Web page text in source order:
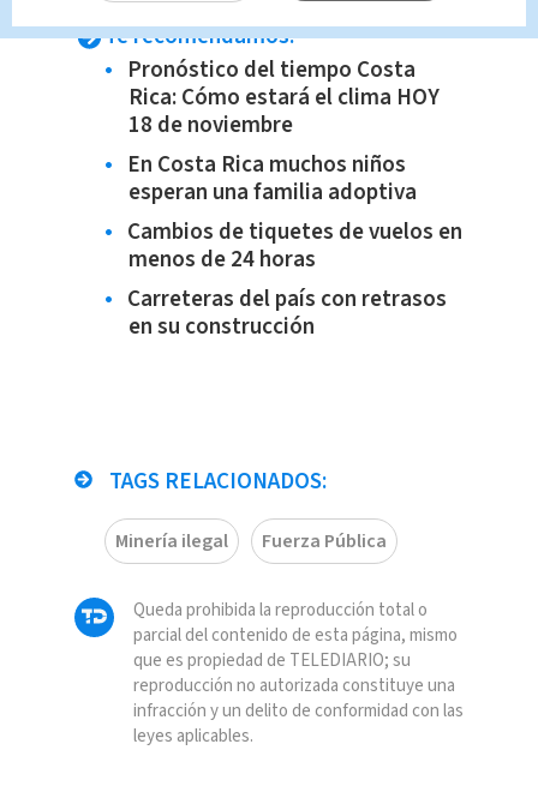
Te recomendamos:
Pronóstico del tiempo Costa
Rica: Cómo estará el clima HOY
18 de noviembre
En Costa Rica muchos niños
esperan una familia adoptiva
Cambios de tiquetes de vuelos en
menos de 24 horas
Carreteras del país con retrasos
en su construcción
TAGS RELACIONADOS:
Minería ilegal Fuerza Pública
Queda prohibida la reproducción total o
parcial del contenido de esta página, mismo
que es propiedad de TELEDIARIO; su
reproducción no autorizada constituye una
infracción y un delito de conformidad con las
leyes aplicables.